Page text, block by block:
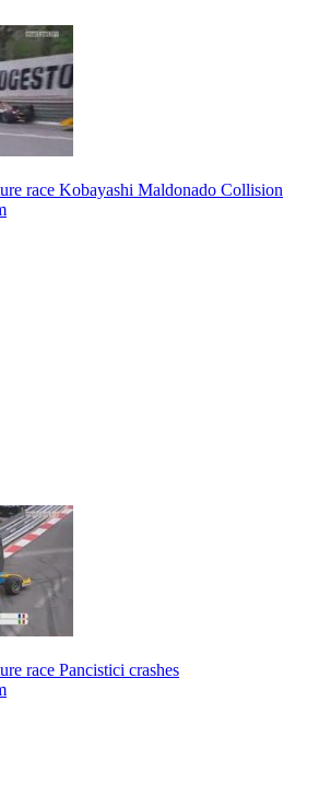
race Kobayashi Maldonado Collision
race Pancistici crashes